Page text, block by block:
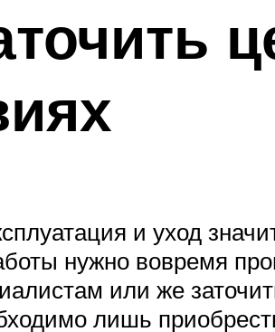
и уход
нужно вовремя
или же
лишь